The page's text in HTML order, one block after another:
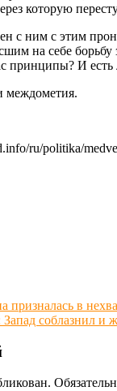
которую
с ним с этим
на себе
принципы? И
междометия.
ru/politika/
призналась в
соблазнил и